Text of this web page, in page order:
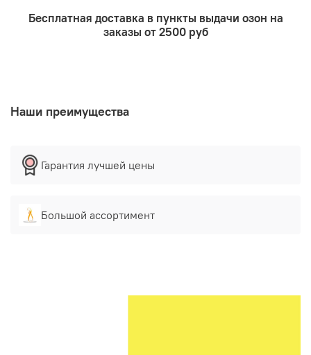
Бесплатная доставка в пункты выдачи озон на
заказы от 2500 руб
Наши преимущества
Гарантия лучшей цены
Большой ассортимент